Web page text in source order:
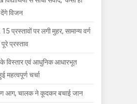
देंगे विजन
प्रस्तावों पर लगी मुहर, सामान्य वर्ग
प्रस्ताव
के विस्तार एवं आधुनिक आधारभूत
महत्वपूर्ण चर्चा
आग, चालक ने कूदकर बचाई जान